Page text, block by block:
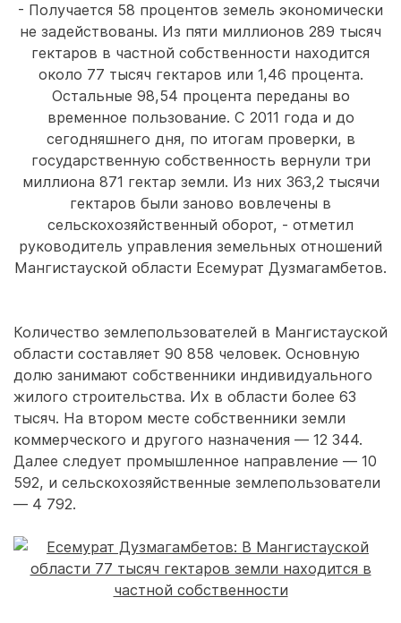
- Получается 58 процентов земель экономически
не задействованы. Из пяти миллионов 289 тысяч
гектаров в частной собственности находится
около 77 тысяч гектаров или 1,46 процента.
Остальные 98,54 процента переданы во
временное пользование. С 2011 года и до
сегодняшнего дня, по итогам проверки, в
государственную собственность вернули три
миллиона 871 гектар земли. Из них 363,2 тысячи
гектаров были заново вовлечены в
сельскохозяйственный оборот, - отметил
руководитель управления земельных отношений
Мангистауской области Есемурат Дузмагамбетов.
Количество землепользователей в Мангистауской
области составляет 90 858 человек. Основную
долю занимают собственники индивидуального
жилого строительства. Их в области более 63
тысяч. На втором месте собственники земли
коммерческого и другого назначения — 12 344.
Далее следует промышленное направление — 10
592, и сельскохозяйственные землепользователи
— 4 792.